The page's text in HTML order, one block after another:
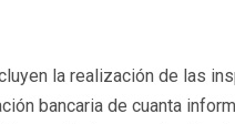
la realización de las
bancaria de cuanta